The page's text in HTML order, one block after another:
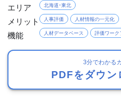
エリア 北海道・東北
メリット 人事評価 人材情報の一元化
機能 人材データベース 評価ワーク
3分でわかる
PDFをダウン